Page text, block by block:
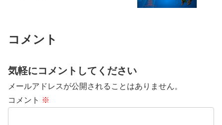
コメント
気軽にコメントしてください
メールアドレスが公開されることはありません。
コメント ※